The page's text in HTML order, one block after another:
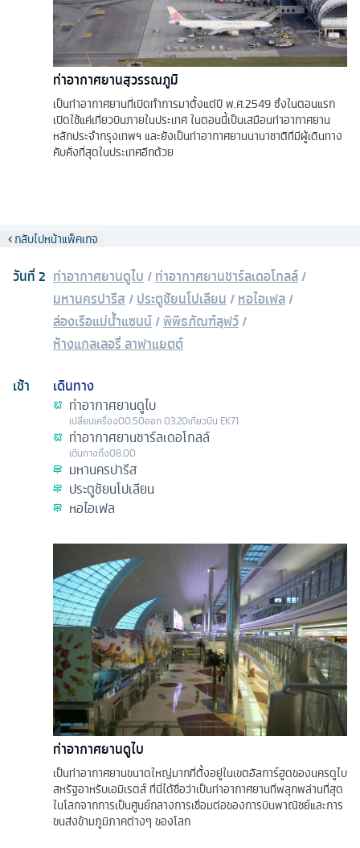
ท่าอากาศยานสุวรรณภูมิ
เป็นท่าอากาศยานที่เปิดทำการมาตั้งแต่ปี พ.ศ.2549 ซึ่งในตอนแรก
เปิดใช้แค่เที่ยวบินภายในประเทศ ในตอนนี้เป็นเสมือนท่าอากาศยาน
หลักประจำกรุงเทพฯ และยังเป็นท่าอากาศยานนานาชาติที่มีผู้เดินทาง
คับคั่งที่สุดในประเทศอีกด้วย
กลับไปหน้าแพ็คเกจ
วันที่2 ท่าอากาศยานดูไบ /ท่าอากาศยานชาร์ลเดอโกลล์/
มหานครปารีส/ประตูชัยนโปเลียน /หอไอเฟล/
ล่องเรือแม่น้ำแซนน์/พิพิธภัณฑ์ลุฟว์/
ห้างแกลเลอรี่ ลาฟาแยตต์
เช้า
เดินทาง
ท่าอากาศยานดูไบ
เปลี่ยนเครื่อง00.50ออก03.20เที่ยวบิน EK71
ท่าอากาศยานชาร์ลเดอโกลล์
เดินทางถึง08.00
มหานครปารีส
ประตูชัยนโปเลียน
หอไอเฟล
ท่าอากาศยานดูไบ
เป็นท่าอากาศยานขนาดใหญ่มากที่ตั้งอยู่ในเขตอัลการ์ฮูดของนครดูไบ
สหรัฐอาหรับเอมิเรตส์ ที่นี่ได้ชื่อว่าเป็นท่าอากาศยานที่พลุกพล่านที่สุด
ในโลกจากการเป็นศูนย์กลางการเชื่อมต่อของการบินพาณิชย์และการ
ขนส่งข้ามภูมิภาคต่างๆ ของโลก